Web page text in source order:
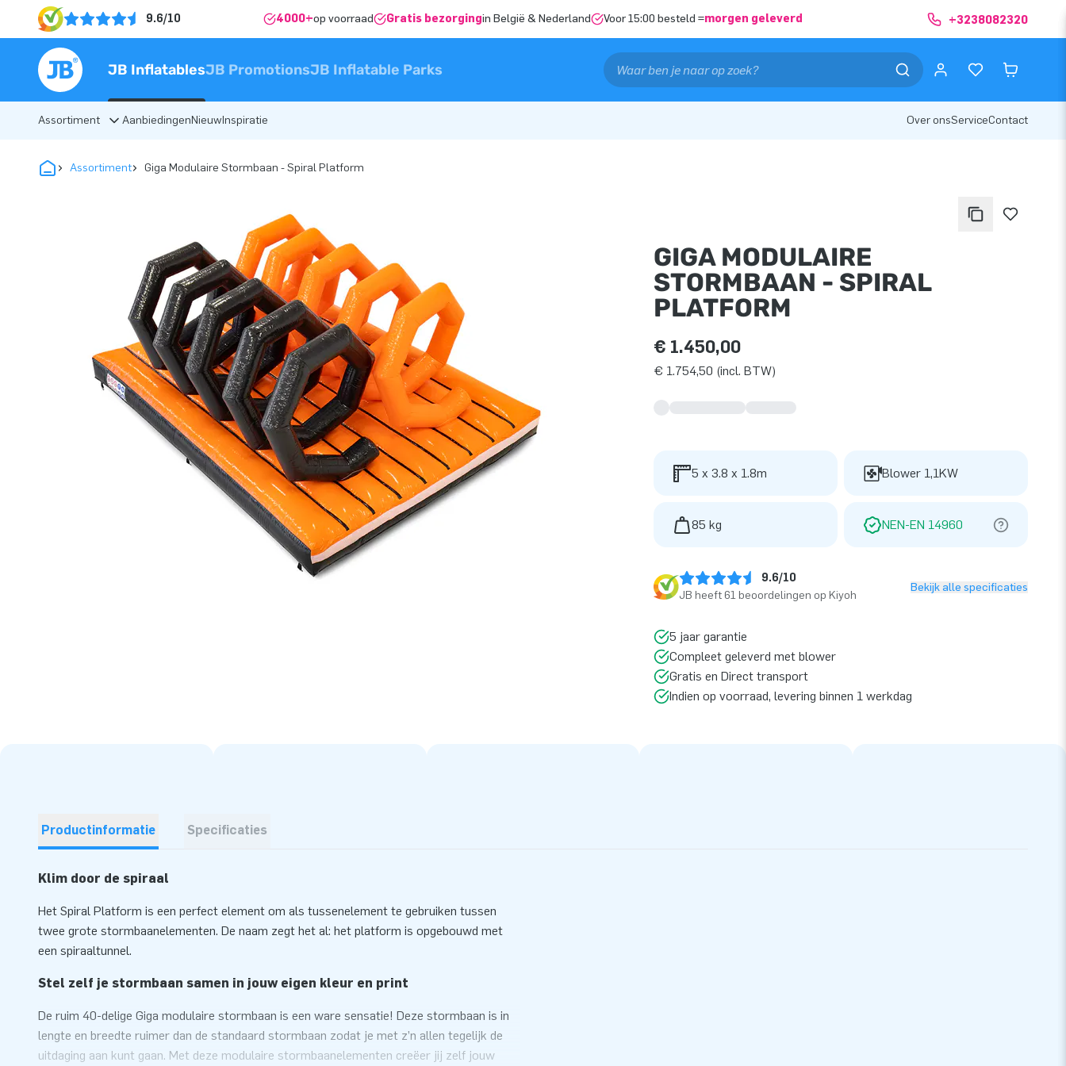
9.6/10 4000+op voorraad Gratis bezorgingin België & Nederland Voor 15:00 besteld =morgen geleverd +3238082320
JB InflatablesJB PromotionsJB Inflatable Parks
Assortiment AanbiedingenNieuwInspiratie Over onsServiceContact
Assortiment Giga Modulaire Stormbaan - Spiral Platform
GIGA MODULAIRE
STORMBAAN - SPIRAL
PLATFORM
€ 1.450,00
€ 1.754,50 (incl. BTW)
5 x 3.8 x 1.8m Blower 1,1KW
85 kg NEN-EN 14960
9.6/10
JB heeft 61 beoordelingen op Kiyoh
Bekijk alle specificaties
5 jaar garantie
Compleet geleverd met blower
Gratis en Direct transport
Indien op voorraad, levering binnen 1 werkdag
Productinformatie Specificaties
Klim door de spiraal
Het Spiral Platform is een perfect element om als tussenelement te gebruiken tussen
twee grote stormbaanelementen. De naam zegt het al: het platform is opgebouwd met
een spiraaltunnel.
Stel zelf je stormbaan samen in jouw eigen kleur en print
De ruim 40-delige Giga modulaire stormbaan is een ware sensatie! Deze stormbaan is in
lengte en breedte ruimer dan de standaard stormbaan zodat je met z’n allen tegelijk de
uitdaging aan kunt gaan. Met deze modulaire stormbaanelementen creëer jij zelf jouw